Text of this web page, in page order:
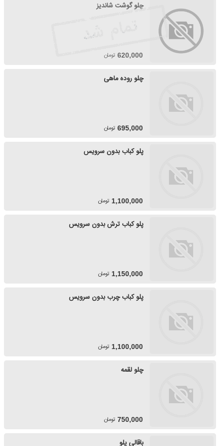
چلو گوشت شاندیز
620,000 تومان
چلو روده ماهی
695,000 تومان
پلو کباب بدون سرویس
1,100,000 تومان
پلو کباب ترش بدون سرویس
1,150,000 تومان
پلو کباب چرب بدون سرویس
1,100,000 تومان
چلو لقمه
750,000 تومان
باقالی پلو